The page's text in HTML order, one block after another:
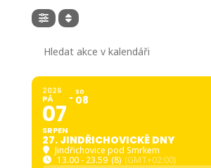
2026
PÁ
07
SRPEN
SO
08
27. JINDŘICHOVICKÉ DNY
Jindřichovice pod Smrkem
13.00 - 23.59 (8) (GMT+02:00)